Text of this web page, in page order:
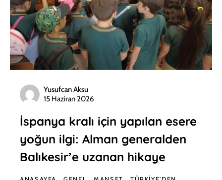
Yusufcan Aksu
15 Haziran 2026
İspanya kralı için yapılan esere
yoğun ilgi: Alman generalden
Balıkesir’e uzanan hikaye